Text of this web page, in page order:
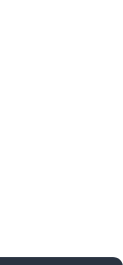
Zurück nach oben